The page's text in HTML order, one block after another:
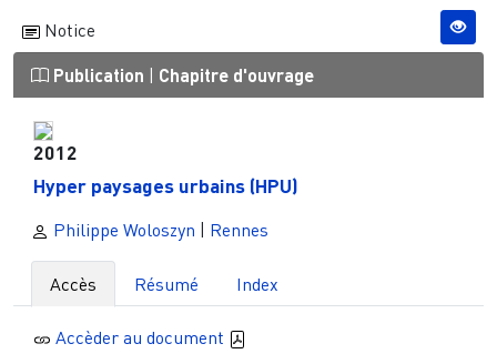
Notice
Publication Chapitre d'ouvrage
2012
Hyper paysages urbains (HPU)
Philippe Woloszyn | Rennes
Accès Résumé Index
Accèder au document